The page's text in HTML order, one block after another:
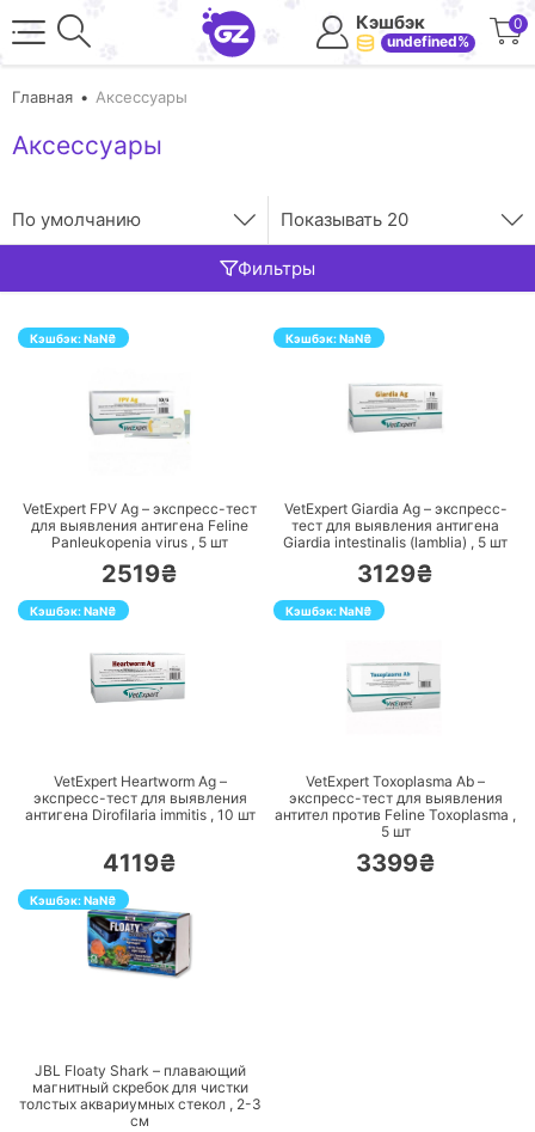
Кэшбэк
undefined%
0
Главная Аксессуары
Аксессуары
По умолчанию Показывать 20
Фильтры
Кэшбэк:NaN₴
VetExpert FPV Ag – экспресс-тест
для выявления антигена Feline
Panleukopenia virus , 5 шт
2519₴
Кэшбэк:NaN₴
VetExpert Giardia Ag – экспресс-
тест для выявления антигена
Giardia intestinalis (lamblia) , 5 шт
3129₴
Кэшбэк:NaN₴
VetExpert Heartworm Ag –
экспресс-тест для выявления
антигена Dirofilaria immitis , 10 шт
4119₴
Кэшбэк:NaN₴
VetExpert Toxoplasma Ab –
экспресс-тест для выявления
антител против Feline Toxoplasma ,
5шт
3399₴
Кэшбэк:NaN₴
JBL Floaty Shark – плавающий
магнитный скребок для чистки
толстых аквариумных стекол , 2-3
см